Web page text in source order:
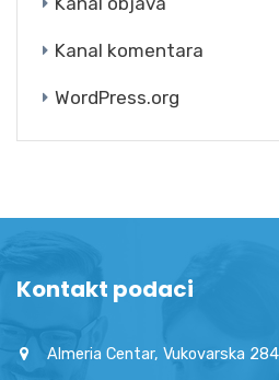
Kanal komentara
WordPress.org
Kontakt podaci
Almeria Centar, Vukovarska